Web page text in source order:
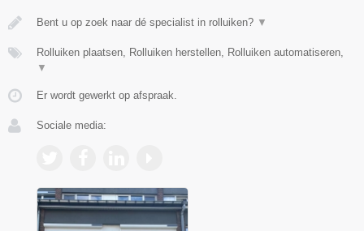
Bent u op zoek naar dé specialist in rolluiken? ▼
Rolluiken plaatsen, Rolluiken herstellen, Rolluiken automatiseren,
▼
Er wordt gewerkt op afspraak.
Sociale media: